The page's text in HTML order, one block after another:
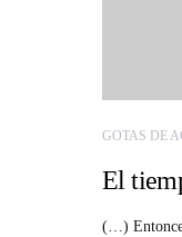
GOTAS DE
El
(…)